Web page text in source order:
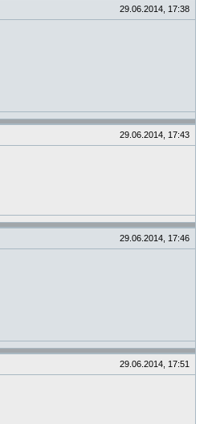
29.06.2014, 17:38
29.06.2014, 17:43
29.06.2014, 17:46
29.06.2014, 17:51